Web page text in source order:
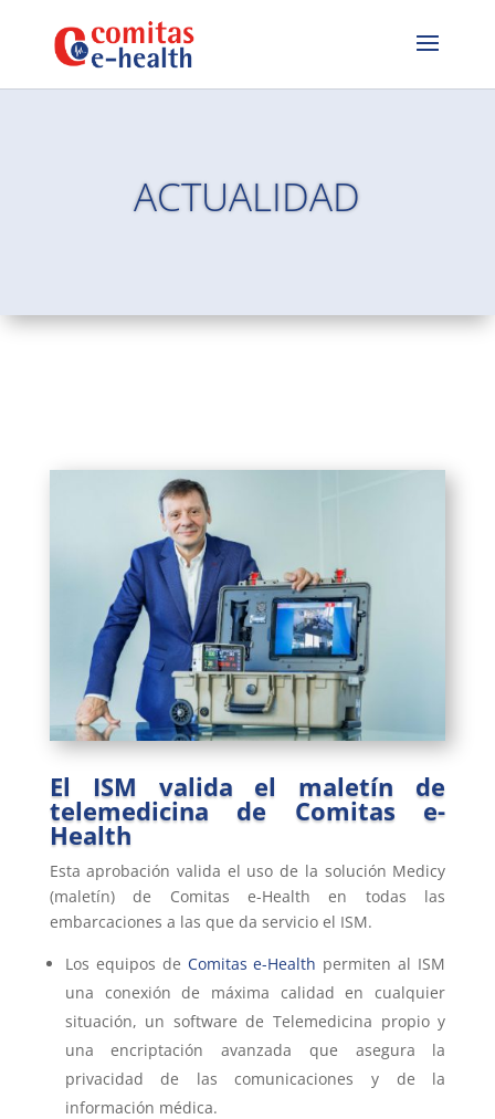
ACTUALIDAD
El ISM valida el maletín de
telemedicina de Comitas e-
Health
Esta aprobación valida el uso de la solución Medicy
(maletín) de Comitas e-Health en todas las
embarcaciones a las que da servicio el ISM.
Los equipos de Comitas e-Health permiten al ISM
una conexión de máxima calidad en cualquier
situación, un software de Telemedicina propio y
una encriptación avanzada que asegura la
privacidad de las comunicaciones y de la
información médica.